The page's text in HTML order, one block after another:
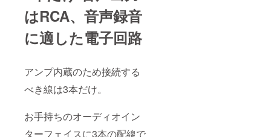
はRCA、音声録音
に適した電子回路
アンプ内蔵のため接続する
べき線は3本だけ。
お手持ちのオーディオイン
ターフェイスに3本の配線で